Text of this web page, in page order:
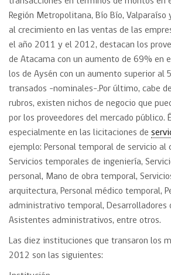
Región Metropolitana, Bío Bío, Valparaíso
al crecimiento en las ventas de las
el año 2011 y el 2012, destacan los
de Atacama con un aumento de 69% en
los de Aysén con un aumento superior al
transados -nominales-.Por último, cabe
rubros, existen nichos de negocio que
por los proveedores del mercado público.
especialmente en las licitaciones de
ejemplo: Personal temporal de servicio al
Servicios temporales de ingeniería,
personal, Mano de obra temporal,
arquitectura, Personal médico temporal,
administrativo temporal, Desarrolladores
Asistentes administrativos, entre otros.
Las diez instituciones que transaron los
2012 son las siguientes: